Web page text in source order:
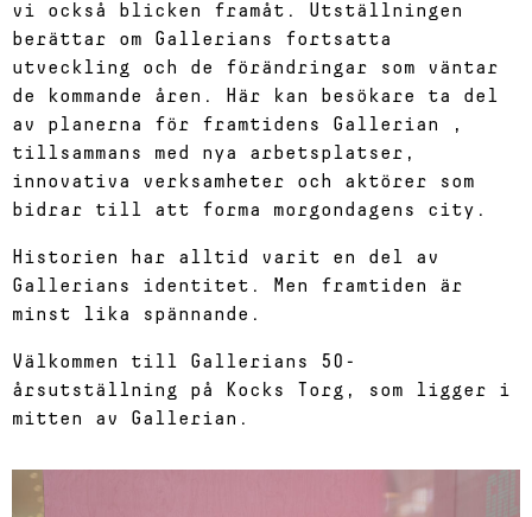
vi också blicken framåt. Utställningen
berättar om Gallerians fortsatta
utveckling och de förändringar som väntar
de kommande åren. Här kan besökare ta del
av planerna för framtidens Gallerian ,
tillsammans med nya arbetsplatser,
innovativa verksamheter och aktörer som
bidrar till att forma morgondagens city.
Historien har alltid varit en del av
Gallerians identitet. Men framtiden är
minst lika spännande.
Välkommen till Gallerians 50-
årsutställning på Kocks Torg, som ligger i
mitten av Gallerian.